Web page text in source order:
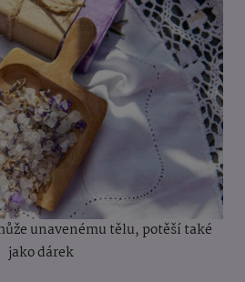
unavenému tělu, potěší také
jako dárek